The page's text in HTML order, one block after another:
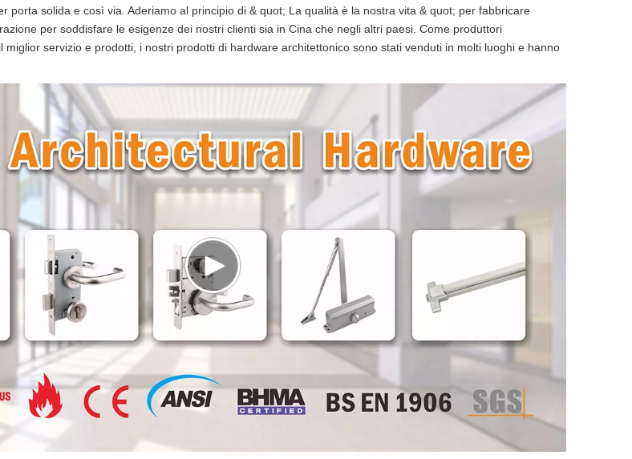
solida e così via. Aderiamo al principio di & quot; La qualità è la nostra vita & quot; per fabbricare
per soddisfare le esigenze dei nostri clienti sia in Cina che negli altri paesi. Come produttori
servizio e prodotti, i nostri prodotti di hardware architettonico sono stati venduti in molti luoghi e hanno